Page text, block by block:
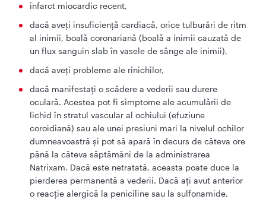
infarct miocardic recent,
dacă aveţi insuficienţă cardiacă, orice tulburări de ritm
al inimii, boală coronariană (boală a inimii cauzată de
un flux sanguin slab în vasele de sânge ale inimii),
dacă aveţi probleme ale rinichilor,
dacă manifestați o scădere a vederii sau durere
oculară. Acestea pot fi simptome ale acumulării de
lichid în stratul vascular al ochiului (efuziune
coroidiană) sau ale unei presiuni mari la nivelul ochilor
dumneavoastră și pot să apară în decurs de câteva ore
până la câteva săptămâni de la administrarea
Natrixam. Dacă este netratată, aceasta poate duce la
pierderea permanentă a vederii. Dacă ați avut anterior
o reacție alergică la peniciline sau la sulfonamide,